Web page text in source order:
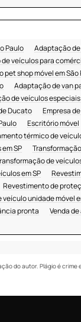
Paulo
Adaptação
veículos para
pet shop móvel em São
Adaptação de van
de veículos especiais
Ducato
Empresa
Escritório móvel
térmico de
SP
de
em SP
Revestimento de
veículo unidade móvel
pronta
Venda
do autor. Plágio é crime